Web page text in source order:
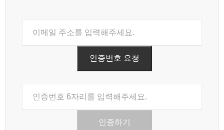
인증번호 요청
인증하기